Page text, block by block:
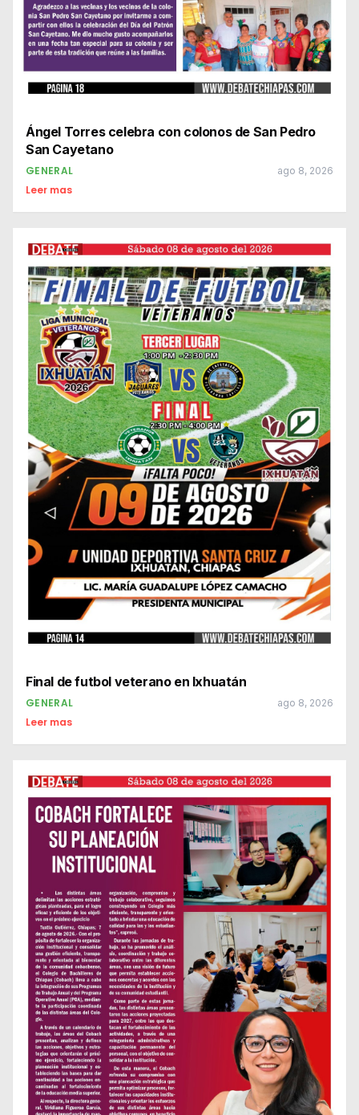
Ángel Torres celebra con colonos de San Pedro
San Cayetano
GENERAL ago 8, 2026
Leer mas
Final de futbol veterano en Ixhuatán
GENERAL ago 8, 2026
Leer mas